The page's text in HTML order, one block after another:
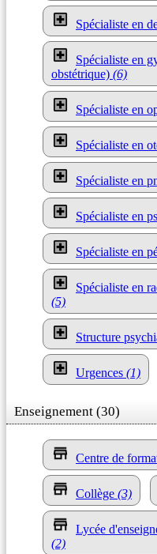
Spécialiste en
Spécialiste en
obstétrique) (6)
Spécialiste en
Spécialiste en
Spécialiste en
Spécialiste en
Spécialiste en
Spécialiste en
(5)
Structure
Urgences (1)
Enseignement (30)
Centre de
Collège (3)
Lycée
(2)